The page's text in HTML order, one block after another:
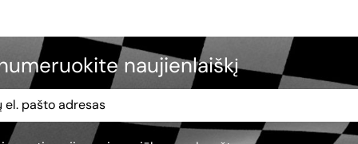
naujienlaiškį